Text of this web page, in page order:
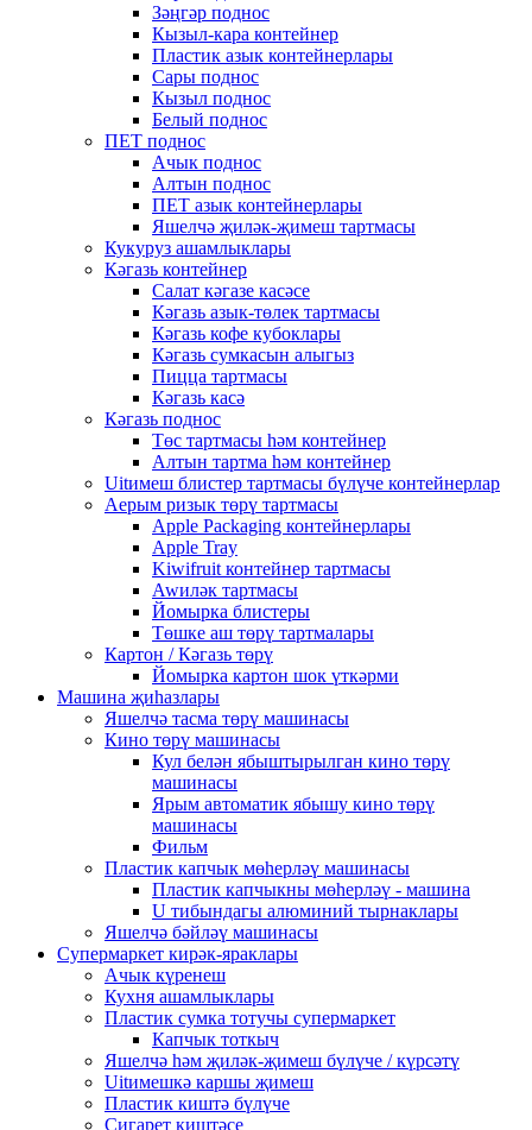
Зәңгәр поднос
Кызыл-кара контейнер
Пластик азык контейнерлары
Сары поднос
Кызыл поднос
Белый поднос
ПЕТ поднос
Ачык поднос
Алтын поднос
ПЕТ азык контейнерлары
Яшелчә җиләк-җимеш тартмасы
Кукуруз ашамлыклары
Кәгазь контейнер
Салат кәгазе касәсе
Кәгазь азык-төлек тартмасы
Кәгазь кофе кубоклары
Кәгазь сумкасын алыгыз
Пицца тартмасы
Кәгазь касә
Кәгазь поднос
Төс тартмасы һәм контейнер
Алтын тартма һәм контейнер
Uitимеш блистер тартмасы бүлүче контейнерлар
Аерым ризык төрү тартмасы
Apple Packaging контейнерлары
Apple Tray
Kiwifruit контейнер тартмасы
Awиләк тартмасы
Йомырка блистеры
Төшке аш төрү тартмалары
Картон / Кәгазь төрү
Йомырка картон шок үткәрми
Машина җиһазлары
Яшелчә тасма төрү машинасы
Кино төрү машинасы
Кул белән ябыштырылган кино төрү
машинасы
Ярым автоматик ябышу кино төрү
машинасы
Фильм
Пластик капчык мөһерләү машинасы
Пластик капчыкны мөһерләү - машина
U тибындагы алюминий тырнаклары
Яшелчә бәйләү машинасы
Супермаркет кирәк-яраклары
Ачык күренеш
Кухня ашамлыклары
Пластик сумка тотучы супермаркет
Капчык тоткыч
Яшелчә һәм җиләк-җимеш бүлүче / күрсәтү
Uitимешкә каршы җимеш
Пластик киштә бүлүче
Сигарет киштәсе